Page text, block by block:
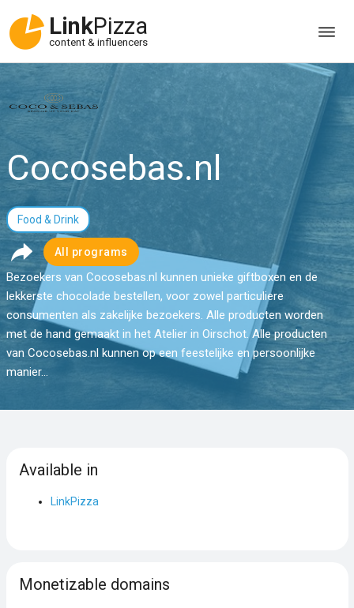
LinkPizza
content & influencers
Cocosebas.nl
Food & Drink
All programs
Bezoekers van Cocosebas.nl kunnen unieke giftboxen en de
lekkerste chocolade bestellen, voor zowel particuliere
consumenten als zakelijke bezoekers. Alle producten worden
met de hand gemaakt in het Atelier in Oirschot. Alle producten
van Cocosebas.nl kunnen op een feestelijke en persoonlijke
manier...
Available in
LinkPizza
Monetizable domains